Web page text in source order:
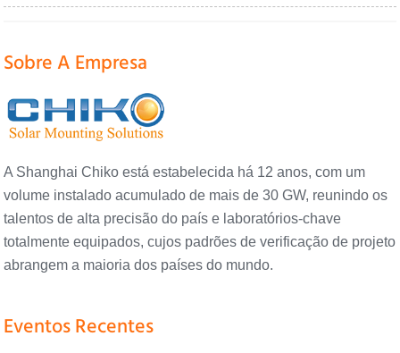
Sobre A Empresa
A Shanghai Chiko está estabelecida há 12 anos, com um
volume instalado acumulado de mais de 30 GW, reunindo os
talentos de alta precisão do país e laboratórios-chave
totalmente equipados, cujos padrões de verificação de projeto
abrangem a maioria dos países do mundo.
Eventos Recentes